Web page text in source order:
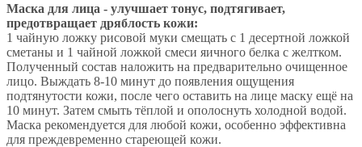
Маска для лица - улучшает тонус, подтягивает,
предотвращает дряблость кожи:
1 чайную ложку рисовой муки смещать с 1 десертной ложкой
сметаны и 1 чайной ложкой смеси яичного белка с желтком.
Полученный состав наложить на предварительно очищенное
лицо. Выждать 8-10 минут до появления ощущения
подтянутости кожи, после чего оставить на лице маску ещё на
10 минут. Затем смыть тёплой и ополоснуть холодной водой.
Маска рекомендуется для любой кожи, особенно эффективна
для преждевременно стареющей кожи.